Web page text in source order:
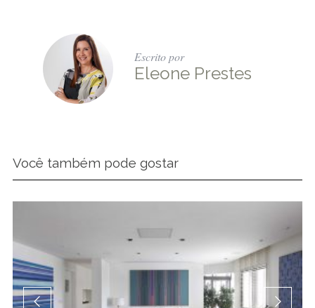
Escrito por
Eleone Prestes
Você também pode gostar